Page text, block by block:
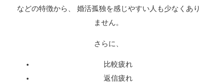
などの特徴から、 婚活孤独を感じやすい人も少なくあり
ません。
さらに、
比較疲れ
返信疲れ